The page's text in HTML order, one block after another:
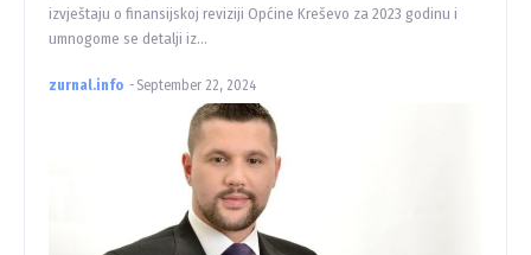
izvještaju o finansijskoj reviziji Općine Kreševo za 2023 godinu i
umnogome se detalji iz...
zurnal.info - September 22, 2024